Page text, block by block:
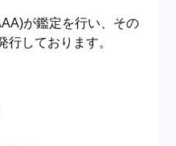
が鑑定を行い、その
行しております。